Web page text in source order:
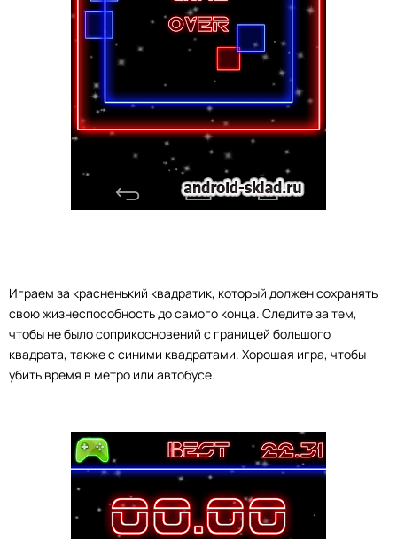
Играем за красненький квадратик, который должен сохранять
свою жизнеспособность до самого конца. Следите за тем,
чтобы не было соприкосновений с границей большого
квадрата, также с синими квадратами. Хорошая игра, чтобы
убить время в метро или автобусе.